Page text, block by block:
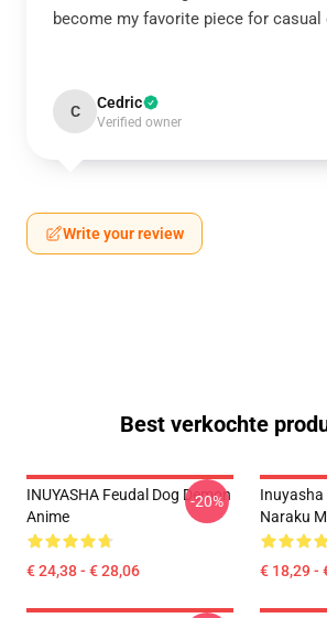
become my favorite piece for casual
C Cedric
Verified owner
Write your review
Best verkochte
INUYASHA Feudal Dog Demon
Anime
€ 24,38 - € 28,06
-20%
Inuyasha
Naraku
€ 18,29 -